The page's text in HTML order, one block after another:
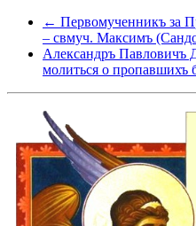
← Первомученникъ за
– свмуч. Максимъ
Александръ Павловичъ
молиться о пропавшихъ